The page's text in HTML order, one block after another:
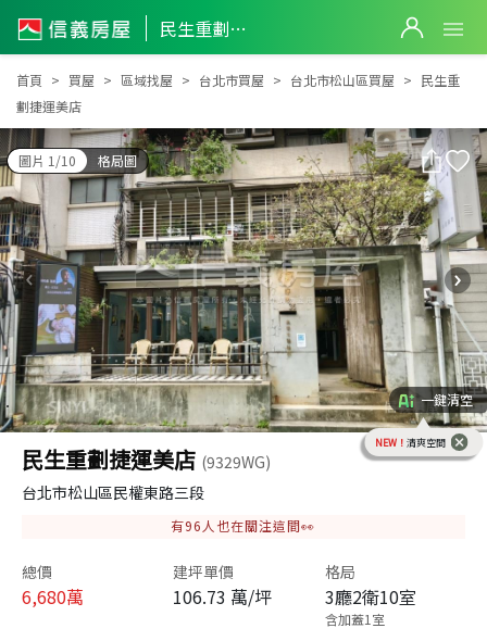
民生重劃捷運美店
民生重劃捷運美店
首頁 買屋 區域找屋 台北市買屋 台北市松山區買屋
民生重
劃捷運美店
圖片 1/10 格局圖
一鍵清空
NEW！ 清爽空間
民生重劃捷運美店 (9329WG)
台北市松山區民權東路三段
有96 人也在關注這間👀
總價
6,680萬
建坪單價
106.73 萬/坪
格局
3廳2衛10室
含加蓋1室